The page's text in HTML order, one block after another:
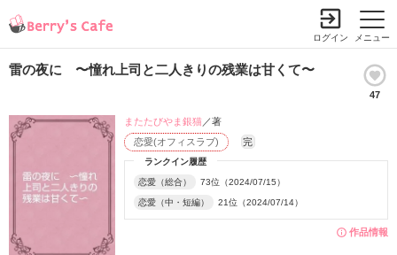
メニュー
ログイン
雷の夜に 〜憧れ上司と二人きりの残業は甘くて〜
47
作品情報
ランクイン履歴
恋愛（総合） 73位（2024/07/15）
恋愛（中・短編） 21位（2024/07/14）
恋愛(オフィスラブ) 完
またたびやま銀猫／著